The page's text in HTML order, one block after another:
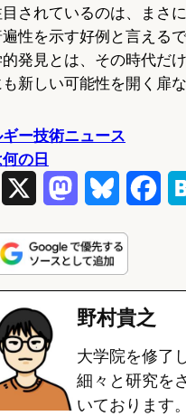
されているのは、まさ
性を示す好例と言える
発見とは、その時代だ
新しい可能性を開く扉な
ー技術ニュース
の日
n
s
t
o
d
o
u
e
s
k
y
e
o
o
野村貴之
大学院を修了
細々と研究を
いております